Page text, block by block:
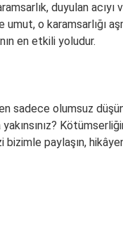
duyulan
o karamsarlığı
en etkili yoludur.
olumsuz
paylaşın,